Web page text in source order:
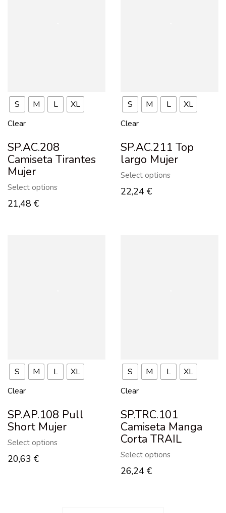
S M L XL
Clear
SP.AC.208
Camiseta Tirantes
Mujer
Select options
21,48 €
S M L XL
Clear
SP.AC.211 Top
largo Mujer
Select options
22,24 €
S M L XL
Clear
SP.AP.108 Pull
Short Mujer
Select options
20,63 €
S M L XL
Clear
SP.TRC.101
Camiseta Manga
Corta TRAIL
Select options
26,24 €